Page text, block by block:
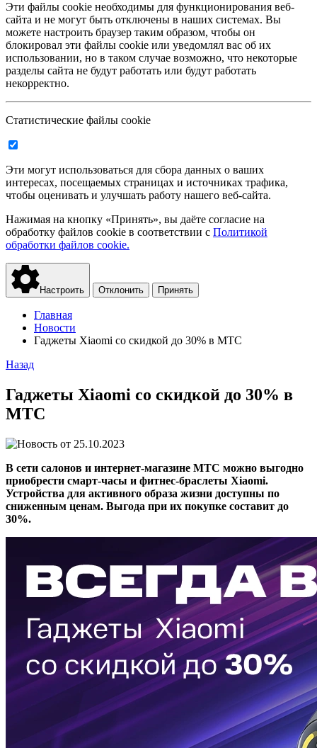
Эти файлы cookie необходимы для функционирования веб-
сайта и не могут быть отключены в наших системах. Вы
можете настроить браузер таким образом, чтобы он
блокировал эти файлы cookie или уведомлял вас об их
использовании, но в таком случае возможно, что некоторые
разделы сайта не будут работать или будут работать
некорректно.
Статистические файлы cookie
Эти могут использоваться для сбора данных о ваших
интересах, посещаемых страницах и источниках трафика,
чтобы оценивать и улучшать работу нашего веб-сайта.
Нажимая на кнопку «Принять», вы даёте согласие на
обработку файлов cookie в соответствии с Политикой
обработки файлов cookie.
Настроить Отклонить Принять
Главная
Новости
Гаджеты Xiaomi со скидкой до 30% в МТС
Назад
Гаджеты Xiaomi со скидкой до 30% в
МТС
25.10.2023
В сети салонов и интернет-магазине МТС можно выгодно
приобрести смарт-часы и фитнес-браслеты Xiaomi.
Устройства для активного образа жизни доступны по
сниженным ценам. Выгода при их покупке составит до
30%.